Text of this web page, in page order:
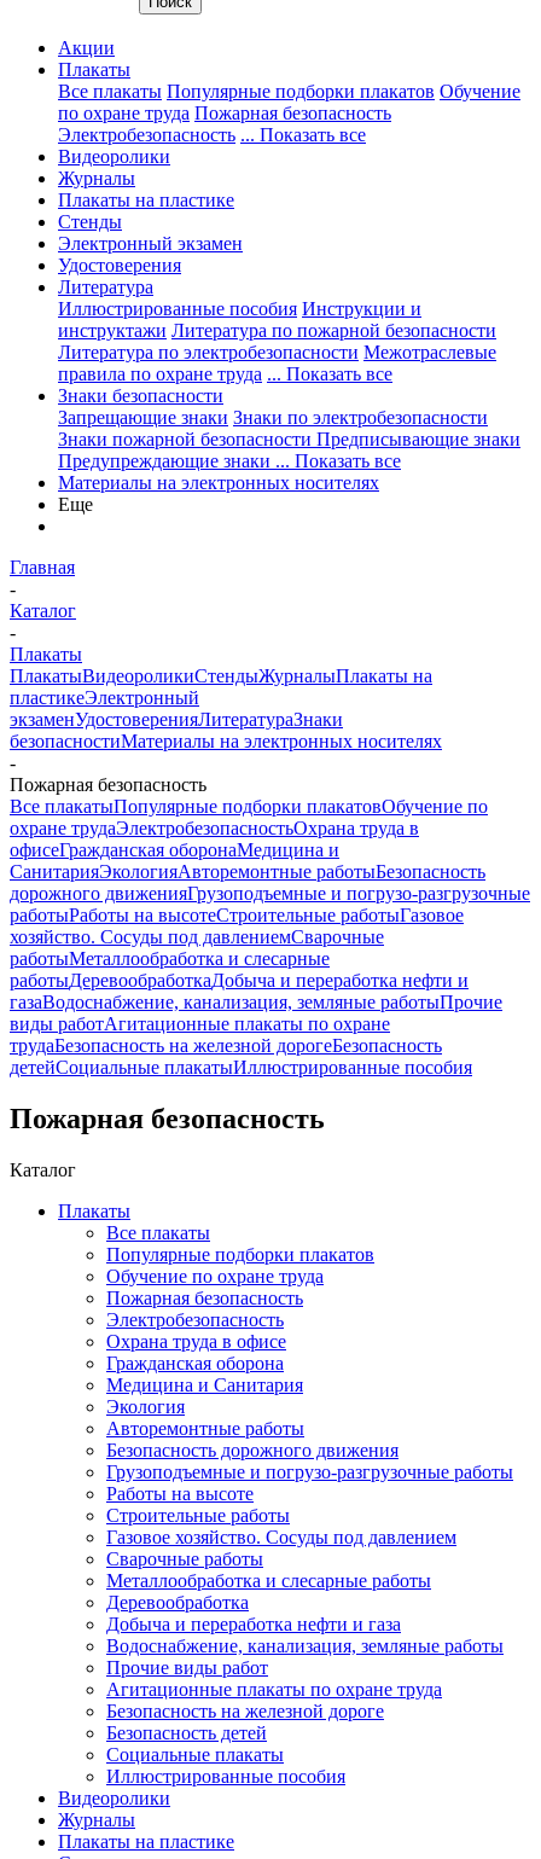
Акции
Плакаты
Все плакаты Популярные подборки плакатов Обучение
по охране труда Пожарная безопасность
Электробезопасность ... Показать все
Видеоролики
Журналы
Плакаты на пластике
Стенды
Электронный экзамен
Удостоверения
Литература
Иллюстрированные пособия Инструкции и
инструктажи Литература по пожарной безопасности
Литература по электробезопасности Межотраслевые
правила по охране труда ... Показать все
Знаки безопасности
Запрещающие знаки Знаки по электробезопасности
Знаки пожарной безопасности Предписывающие знаки
Предупреждающие знаки ... Показать все
Материалы на электронных носителях
Еще
Главная
-
Каталог
-
Плакаты
ПлакатыВидеороликиСтендыЖурналыПлакаты на
пластикеЭлектронный
экзаменУдостоверенияЛитератураЗнаки
безопасностиМатериалы на электронных носителях
-
Пожарная безопасность
Все плакатыПопулярные подборки плакатовОбучение по
охране трудаЭлектробезопасностьОхрана труда в
офисеГражданская оборонаМедицина и
СанитарияЭкологияАвторемонтные работыБезопасность
дорожного движенияГрузоподъемные и погрузо-разгрузочные
работыРаботы на высотеСтроительные работыГазовое
хозяйство. Сосуды под давлениемСварочные
работыМеталлообработка и слесарные
работыДеревообработкаДобыча и переработка нефти и
газаВодоснабжение, канализация, земляные работыПрочие
виды работАгитационные плакаты по охране
трудаБезопасность на железной дорогеБезопасность
детейСоциальные плакатыИллюстрированные пособия
Пожарная безопасность
Каталог
Плакаты
Все плакаты
Популярные подборки плакатов
Обучение по охране труда
Пожарная безопасность
Электробезопасность
Охрана труда в офисе
Гражданская оборона
Медицина и Санитария
Экология
Авторемонтные работы
Безопасность дорожного движения
Грузоподъемные и погрузо-разгрузочные работы
Работы на высоте
Строительные работы
Газовое хозяйство. Сосуды под давлением
Сварочные работы
Металлообработка и слесарные работы
Деревообработка
Добыча и переработка нефти и газа
Водоснабжение, канализация, земляные работы
Прочие виды работ
Агитационные плакаты по охране труда
Безопасность на железной дороге
Безопасность детей
Социальные плакаты
Иллюстрированные пособия
Видеоролики
Журналы
Плакаты на пластике